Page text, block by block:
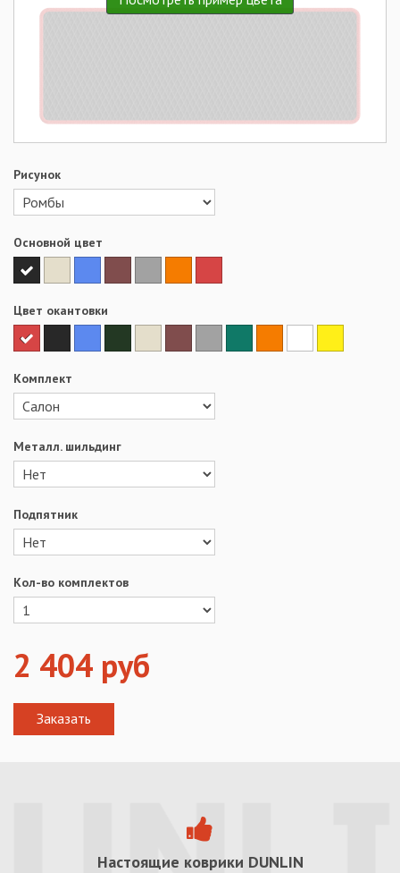
Рисунок
Основной цвет
Цвет окантовки
Комплект
Металл. шильдинг
Подпятник
Кол-во комплектов
2 404 руб
Настоящие коврики DUNLIN